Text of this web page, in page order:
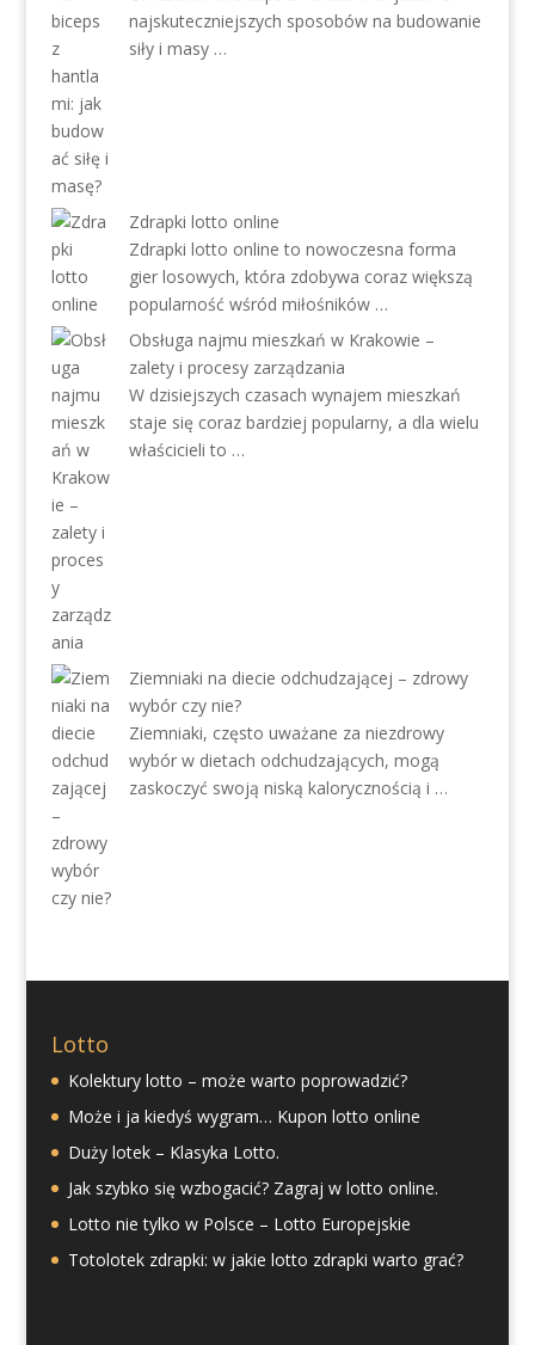
najskuteczniejszych sposobów na budowanie
siły i masy …
Zdrapki lotto online
Zdrapki lotto online to nowoczesna forma
gier losowych, która zdobywa coraz większą
popularność wśród miłośników …
Obsługa najmu mieszkań w Krakowie –
zalety i procesy zarządzania
W dzisiejszych czasach wynajem mieszkań
staje się coraz bardziej popularny, a dla wielu
właścicieli to …
Ziemniaki na diecie odchudzającej – zdrowy
wybór czy nie?
Ziemniaki, często uważane za niezdrowy
wybór w dietach odchudzających, mogą
zaskoczyć swoją niską kalorycznością i …
Lotto
Kolektury lotto – może warto poprowadzić?
Może i ja kiedyś wygram… Kupon lotto online
Duży lotek – Klasyka Lotto.
Jak szybko się wzbogacić? Zagraj w lotto online.
Lotto nie tylko w Polsce – Lotto Europejskie
Totolotek zdrapki: w jakie lotto zdrapki warto grać?